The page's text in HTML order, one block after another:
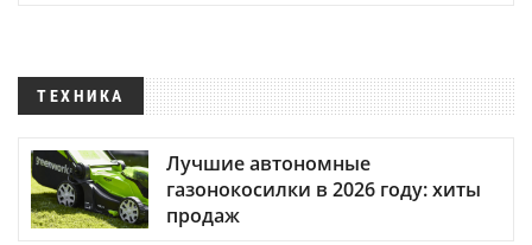
ТЕХНИКА
Лучшие автономные
газонокосилки в 2026 году: хиты
продаж